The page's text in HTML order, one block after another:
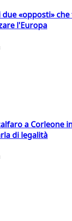
due «opposti»
l'Europa
a Corleone
di legalità